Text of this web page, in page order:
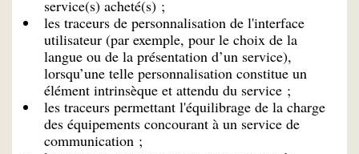
service(s) acheté(s) ;
les traceurs de personnalisation de l'interface
utilisateur (par exemple, pour le choix de la
langue ou de la présentation d’un service),
lorsqu’une telle personnalisation constitue un
élément intrinsèque et attendu du service ;
les traceurs permettant l'équilibrage de la charge
des équipements concourant à un service de
communication ;